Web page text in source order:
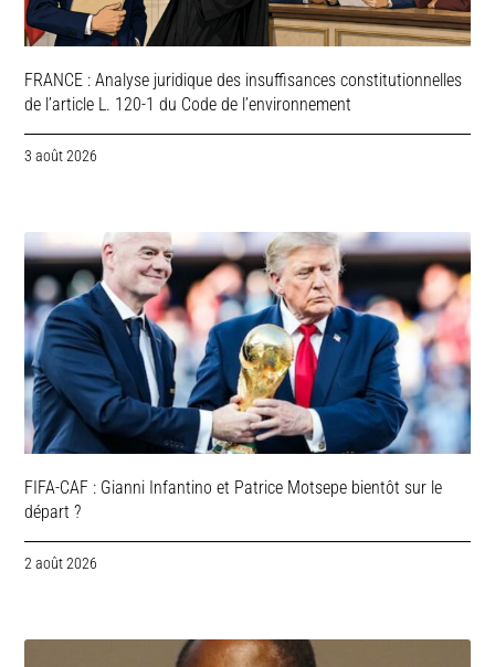
FRANCE : Analyse juridique des insuffisances constitutionnelles
de l’article L. 120-1 du Code de l’environnement
3 août 2026
FIFA-CAF : Gianni Infantino et Patrice Motsepe bientôt sur le
départ ?
2 août 2026